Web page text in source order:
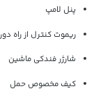
پنل لامپ
ریموت کنترل از راه دور
شارژر فندکی ماشین
کیف مخصوص حمل